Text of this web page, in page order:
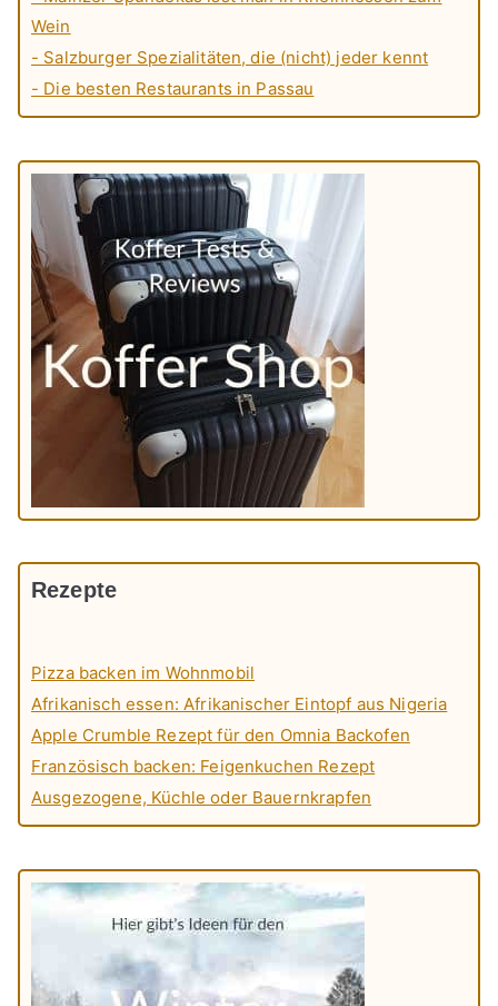
Wein
- Salzburger Spezialitäten, die (nicht) jeder kennt
- Die besten Restaurants in Passau
Rezepte
Pizza backen im Wohnmobil
Afrikanisch essen: Afrikanischer Eintopf aus Nigeria
Apple Crumble Rezept für den Omnia Backofen
Französisch backen: Feigenkuchen Rezept
Ausgezogene, Küchle oder Bauernkrapfen